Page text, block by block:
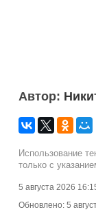
Автор:
Использование
только с
5 августа 2026
Обновлено: 5